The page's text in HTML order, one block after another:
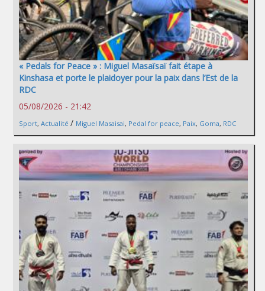
« Pedals for Peace » : Miguel Masaïsaï fait étape à
Kinshasa et porte le plaidoyer pour la paix dans l’Est de la
RDC
05/08/2026 - 21:42
Sport, Actualité / Miguel Masaisai, Pedal for peace, Paix, Goma, RDC